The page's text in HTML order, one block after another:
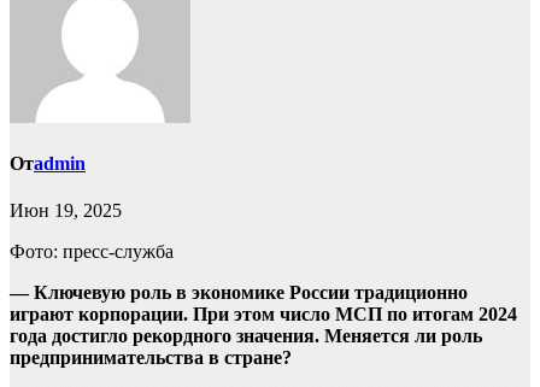
Отadmin
Июн 19, 2025
Фото: пресс-служба
— Ключевую роль в экономике России традиционно
играют корпорации. При этом число МСП по итогам 2024
года достигло рекордного значения. Меняется ли роль
предпринимательства в стране?